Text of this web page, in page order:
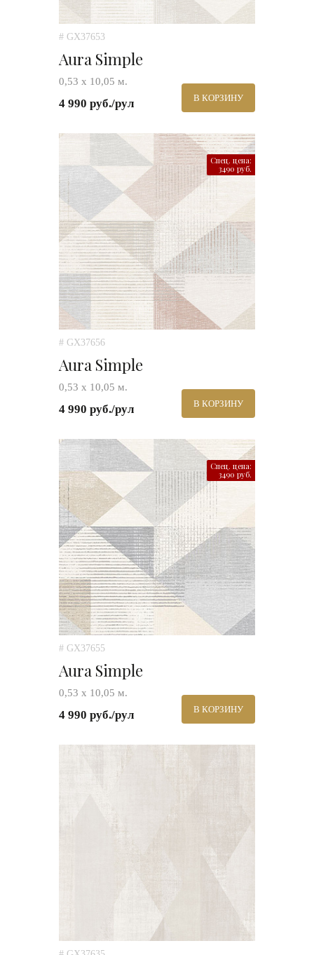
# GX37653
Aura Simple
0,53 х 10,05 м.
4 990 руб./рул В КОРЗИНУ
Спец. цена:
3490 руб.
# GX37656
Aura Simple
0,53 х 10,05 м.
4 990 руб./рул В КОРЗИНУ
Спец. цена:
3490 руб.
# GX37655
Aura Simple
0,53 х 10,05 м.
4 990 руб./рул В КОРЗИНУ